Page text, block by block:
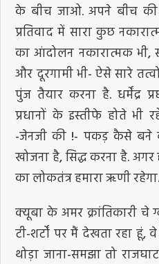
के बीच जाओ. अपने बीच की
प्रतिवाद में सारा कुछ
का आंदोलन नकारात्मक भी,
और दूरगामी भी- ऐसे सारे
पुंज तैयार करना है. धर्मेंद्र
प्रधानों के इस्तीफे होते भी
-जेनजी की !- पकड़ कैसे बने
खोजना है, सिद्ध करना है.
का लोकतंत्र हमारा ऋणी रहेगा.
क्यूबा के अमर क्रांतिकारी चे
टी-शर्टों पर मैं देखता रहा
थोड़ा जाना-समझा तो